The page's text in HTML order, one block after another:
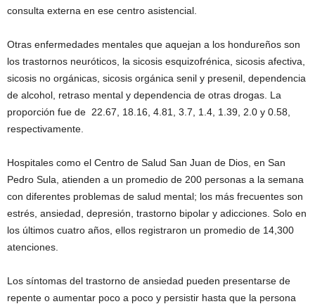
consulta externa en ese centro asistencial.
Otras enfermedades mentales que aquejan a los hondureños son
los trastornos neuróticos, la sicosis esquizofrénica, sicosis afectiva,
sicosis no orgánicas, sicosis orgánica senil y presenil, dependencia
de alcohol, retraso mental y dependencia de otras drogas. La
proporción fue de 22.67, 18.16, 4.81, 3.7, 1.4, 1.39, 2.0 y 0.58,
respectivamente.
Hospitales como el Centro de Salud San Juan de Dios, en San
Pedro Sula, atienden a un promedio de 200 personas a la semana
con diferentes problemas de salud mental; los más frecuentes son
estrés, ansiedad, depresión, trastorno bipolar y adicciones. Solo en
los últimos cuatro años, ellos registraron un promedio de 14,300
atenciones.
Los síntomas del trastorno de ansiedad pueden presentarse de
repente o aumentar poco a poco y persistir hasta que la persona